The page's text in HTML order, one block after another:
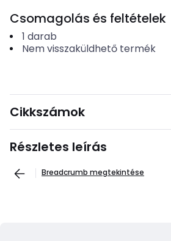
Csomagolás és feltételek
1 darab
Nem visszaküldhető termék
Cikkszámok
Részletes leírás
Breadcrumb megtekintése